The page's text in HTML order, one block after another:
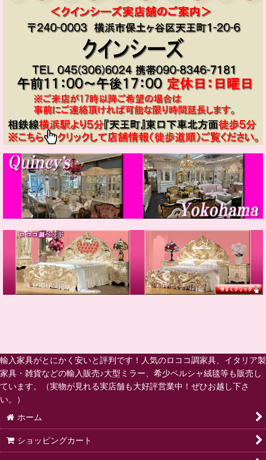
輸入家具がとにかく安いと評判です！人気のロココ調家具、イタリア製
家具・雑貨などの輸入販売♪大型ミラー、希少ペルシャ絨毯等も販売し
ています。（実物が見れる実店舗も大好評営業中！ぜひお越し下さ
い。）
ホーム
ショッピングカート